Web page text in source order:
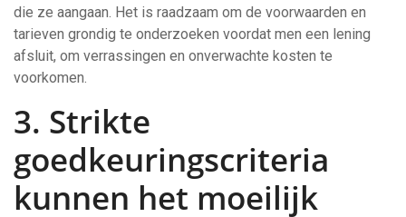
die ze aangaan. Het is raadzaam om de voorwaarden en
tarieven grondig te onderzoeken voordat men een lening
afsluit, om verrassingen en onverwachte kosten te
voorkomen.
3. Strikte
goedkeuringscriteria
kunnen het moeilijk